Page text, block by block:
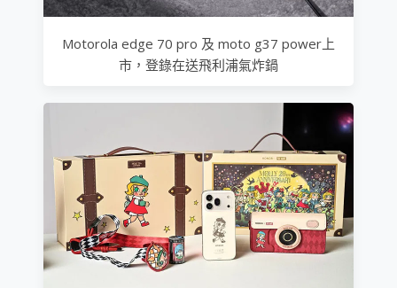
Motorola edge 70 pro 及 moto g37 power上
市，登錄在送飛利浦氣炸鍋